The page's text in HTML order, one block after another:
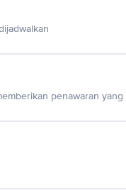
penawaran